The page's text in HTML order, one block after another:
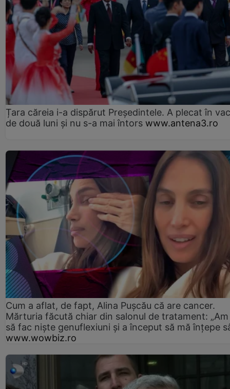
Țara căreia i-a dispărut Președintele. A plecat în
de două luni și nu s-a mai întors www.antena3.ro
Cum a aflat, de fapt, Alina Pușcău că are cancer.
Mărturia făcută chiar din salonul de tratament:
să fac niște genuflexiuni și a început să mă înțepe
www.wowbiz.ro